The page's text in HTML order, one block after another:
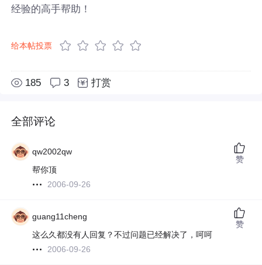
经验的高手帮助！
给本帖投票
185 3 打赏
全部评论
qw2002qw
帮你顶
2006-09-26
赞
guang11cheng
这么久都没有人回复？不过问题已经解决了，呵呵
2006-09-26
赞